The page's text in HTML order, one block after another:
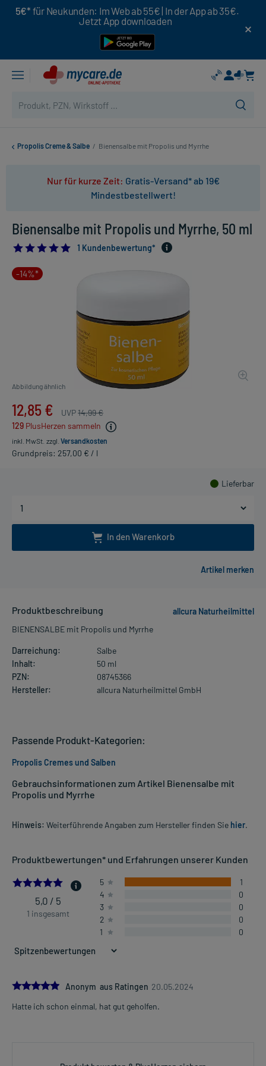
5€* für Neukunden: Im Web ab 55€ | In der App ab 35€.
Jetzt App downloaden
Propolis Creme & Salbe / Bienensalbe mit Propolis und Myrrhe
Nur für kurze Zeit: Gratis-Versand* ab 19€
Mindestbestellwert!
Bienensalbe mit Propolis und Myrrhe, 50 ml
5.01 Kundenbewertung*
-14%*
Abbildung ähnlich
12,85 € UVP14,99 €
129 PlusHerzen sammeln
inkl. MwSt. zzgl. Versandkosten
Grundpreis: 257,00 € / l
Lieferbar
In den Warenkorb
Produktbeschreibung
allcura Naturheilmittel
BIENENSALBE mit Propolis und Myrrhe
Darreichung:
Salbe
Inhalt:
50 ml
PZN:
08745366
Hersteller:
allcura Naturheilmittel GmbH
Gebrauchsinformationen zum Artikel Bienensalbe mit
Propolis und Myrrhe
Hinweis: Weiterführende Angaben zum Hersteller finden Sie hier.
Produktbewertungen* und Erfahrungen unserer Kunden
5.0
5,0 / 5
1 insgesamt
5
1
4
0
3
0
2
0
1
0
5.0Anonym aus Ratingen 20.05.2024
Hatte ich schon einmal, hat gut geholfen.
Passende Produkt-Kategorien:
Propolis Cremes und Salben